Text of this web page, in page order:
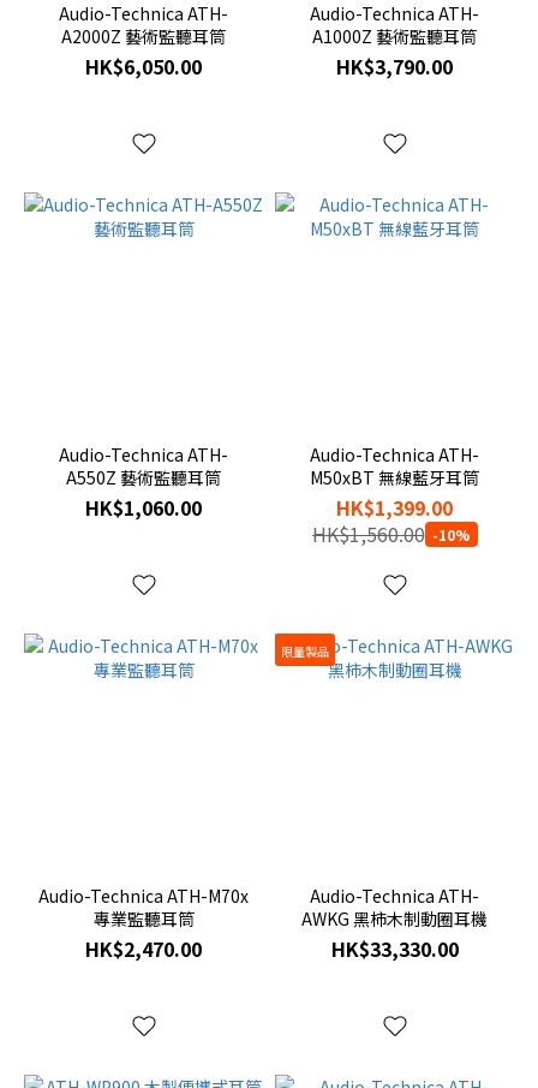
Audio-Technica ATH-
A2000Z 藝術監聽耳筒
HK$6,050.00
Audio-Technica ATH-
A1000Z 藝術監聽耳筒
HK$3,790.00
Audio-Technica ATH-
A550Z 藝術監聽耳筒
HK$1,060.00
Audio-Technica ATH-
M50xBT 無線藍牙耳筒
HK$1,399.00
HK$1,560.00 -10%
Audio-Technica ATH-M70x
專業監聽耳筒
HK$2,470.00
限量製品
Audio-Technica ATH-
AWKG 黑柿木制動圈耳機
HK$33,330.00